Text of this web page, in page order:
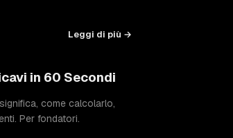
Leggi di più →
in 60 Secondi
come calcolarlo,
Per fondatori.